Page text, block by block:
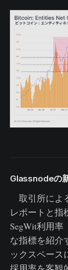
Glassnodeの
取引所によ
レポートと指
SegWit利用率
な指標を紹介
ックスペース